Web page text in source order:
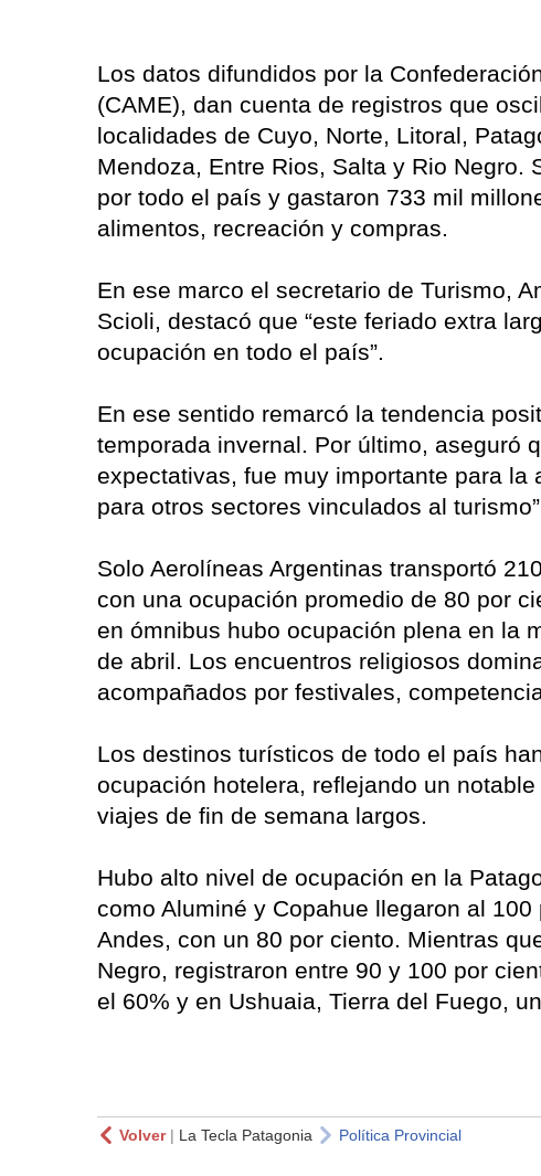
Los datos difundidos por la
(CAME), dan cuenta de registros que
localidades de Cuyo, Norte, Litoral,
Mendoza, Entre Rios, Salta y Rio Negro.
por todo el país y gastaron 733 mil
alimentos, recreación y compras.
En ese marco el secretario de Turismo,
Scioli, destacó que “este feriado extra
ocupación en todo el país”.
En ese sentido remarcó la tendencia
temporada invernal. Por último, aseguró
expectativas, fue muy importante para
para otros sectores vinculados al
Solo Aerolíneas Argentinas transportó
con una ocupación promedio de 80 por
en ómnibus hubo ocupación plena en la
de abril. Los encuentros religiosos
acompañados por festivales,
Los destinos turísticos de todo el país
ocupación hotelera, reflejando un
viajes de fin de semana largos.
Hubo alto nivel de ocupación en la
como Aluminé y Copahue llegaron al
Andes, con un 80 por ciento. Mientras
Negro, registraron entre 90 y 100 por
el 60% y en Ushuaia, Tierra del Fuego,
Volver| La Tecla Patagonia Política Provincial